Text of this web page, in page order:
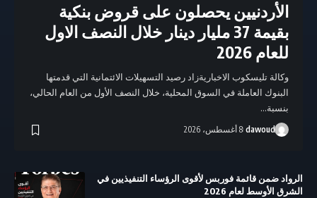
الأردنيين يحصلون على قروض بنكية
بقيمة 37 مليار دينار خلال النصف الاول
للعام 2026
وكالة تليسكوب الاخباريةزاد رصيد التسهيلات الائتمانية التي قدمتها
البنوك العاملة في السوق المحلية، خلال النصف الأول من العام الحالي،
بنسبة…
dawoud 8 أغسطس، 2026
الرواد ضمن قائمة فوربس لأقوى الرؤساء التنفيذيين في
الشرق الأوسط لعام 2026